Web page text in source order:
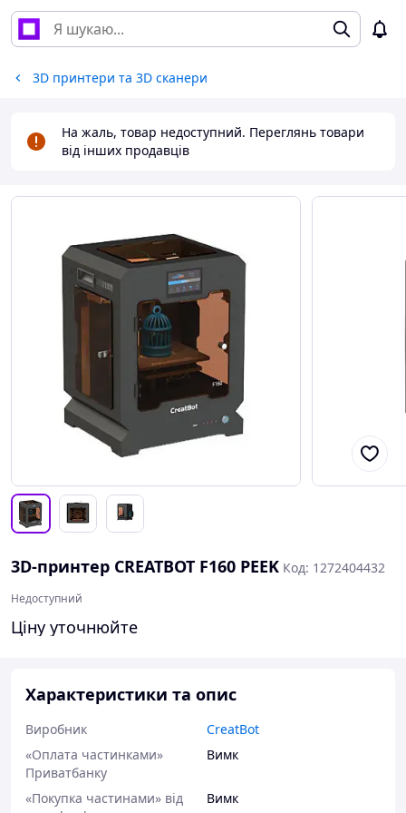
3D принтери та 3D сканери
На жаль, товар недоступний. Переглянь товари
від інших продавців
3D-принтер CREATBOT F160 PEEK Код: 1272404432
Недоступний
Ціну уточнюйте
Характеристики та опис
Виробник
CreatBot
«Оплата частинками»
Приватбанку
Вимк
«Покупка частинами» від
Вимк